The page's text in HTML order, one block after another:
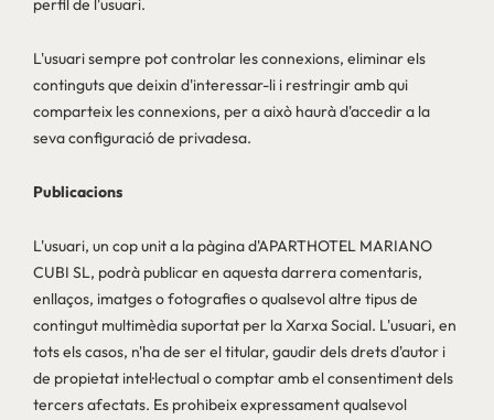
perfil de l'usuari.
L'usuari sempre pot controlar les connexions, eliminar els
continguts que deixin d'interessar-li i restringir amb qui
comparteix les connexions, per a això haurà d'accedir a la
seva configuració de privadesa.
Publicacions
L'usuari, un cop unit a la pàgina d'APARTHOTEL MARIANO
CUBI SL, podrà publicar en aquesta darrera comentaris,
enllaços, imatges o fotografies o qualsevol altre tipus de
contingut multimèdia suportat per la Xarxa Social. L'usuari, en
tots els casos, n'ha de ser el titular, gaudir dels drets d'autor i
de propietat intel·lectual o comptar amb el consentiment dels
tercers afectats. Es prohibeix expressament qualsevol